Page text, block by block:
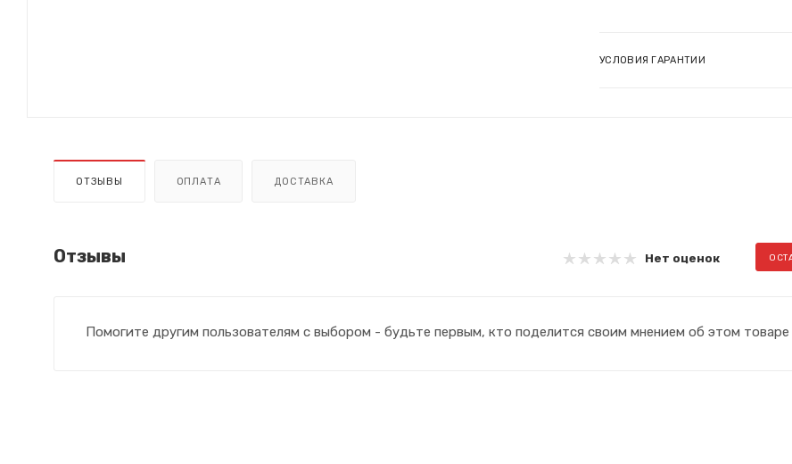
УСЛОВИЯ ГАРАНТИИ
ОТЗЫВЫ ОПЛАТА ДОСТАВКА
Отзывы Нет оценок
Помогите другим пользователям с выбором - будьте первым, кто поделится своим мнением об этом товаре